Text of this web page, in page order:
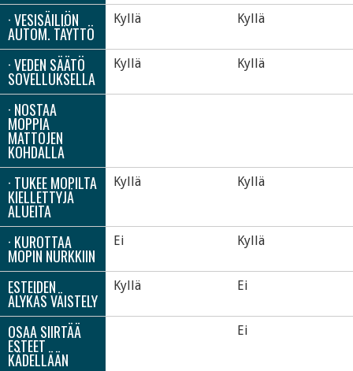
· VESISÄILIÖN
AUTOM. TÄYTTÖ
Kyllä Kyllä
· VEDEN SÄÄTÖ
SOVELLUKSELLA
Kyllä Kyllä
· NOSTAA
MOPPIA
MATTOJEN
KOHDALLA
· TUKEE MOPILTA
KIELLETTYJÄ
ALUEITA
Kyllä Kyllä
· KUROTTAA
MOPIN NURKKIIN
Ei Kyllä
ESTEIDEN
ÄLYKÄS VÄISTELY
Kyllä Ei
OSAA SIIRTÄÄ
ESTEET
KÄDELLÄÄN
Ei